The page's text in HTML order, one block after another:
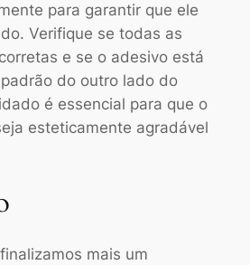
para garantir que ele
Verifique se todas as
e se o adesivo está
do outro lado do
é essencial para que o
esteticamente agradável
mais um